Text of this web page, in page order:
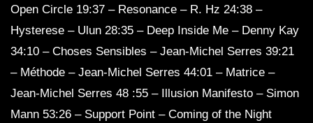
Dub Techno Sessions Episode 062
DUB TECHNO || Selection 010 ||
Open Circle 19:37 – Resonance – R. Hz 24:38 –
Hysterese – Ulun 28:35 – Deep Inside Me – Denny Kay
34:10 – Choses Sensibles – Jean-Michel Serres 39:21
– Méthode – Jean-Michel Serres 44:01 – Matrice –
Jean-Michel Serres 48 :55 – Illusion Manifesto – Simon
Mann 53:26 – Support Point – Coming of the Night